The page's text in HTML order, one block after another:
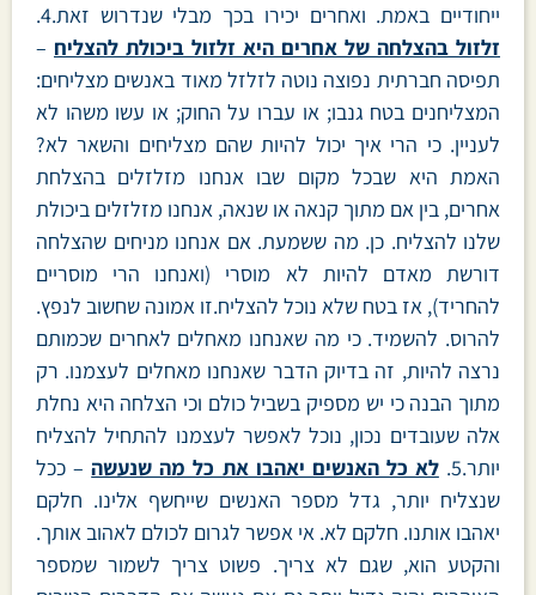
ייחודיים באמת. ואחרים יכירו בכך מבלי שנדרוש זאת.4.
זלזול בהצלחה של אחרים היא זלזול ביכולת להצליח –
תפיסה חברתית נפוצה נוטה לזלזל מאוד באנשים מצליחים:
המצליחנים בטח גנבו; או עברו על החוק; או עשו משהו לא
לעניין. כי הרי איך יכול להיות שהם מצליחים והשאר לא?
האמת היא שבכל מקום שבו אנחנו מזלזלים בהצלחת
אחרים, בין אם מתוך קנאה או שנאה, אנחנו מזלזלים ביכולת
שלנו להצליח. כן. מה ששמעת. אם אנחנו מניחים שהצלחה
דורשת מאדם להיות לא מוסרי (ואנחנו הרי מוסריים
להחריד), אז בטח שלא נוכל להצליח.זו אמונה שחשוב לנפץ.
להרוס. להשמיד. כי מה שאנחנו מאחלים לאחרים שכמותם
נרצה להיות, זה בדיוק הדבר שאנחנו מאחלים לעצמנו. רק
מתוך הבנה כי יש מספיק בשביל כולם וכי הצלחה היא נחלת
אלה שעובדים נכון, נוכל לאפשר לעצמנו להתחיל להצליח
יותר.5.
לא כל האנשים יאהבו את כל מה שנעשה– ככל
שנצליח יותר, גדל מספר האנשים שייחשף אלינו. חלקם
יאהבו אותנו. חלקם לא. אי אפשר לגרום לכולם לאהוב אותך.
והקטע הוא, שגם לא צריך. פשוט צריך לשמור שמספר